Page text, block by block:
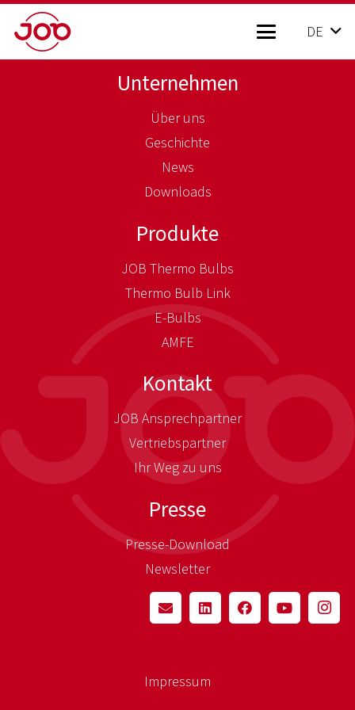
DE
Unternehmen
Über uns
Geschichte
News
Downloads
Produkte
JOB Thermo Bulbs
Thermo Bulb Link
E-Bulbs
AMFE
Kontakt
JOB Ansprechpartner
Vertriebspartner
Ihr Weg zu uns
Presse
Presse-Download
Newsletter
Impressum